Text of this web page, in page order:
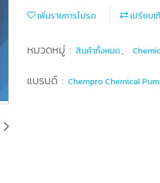
เพิ่มรายการโปรด เปรียบเ
หมวดหมู่ : สินค้าทั้งหมด,
แบรนด์ : Chempro Chemical